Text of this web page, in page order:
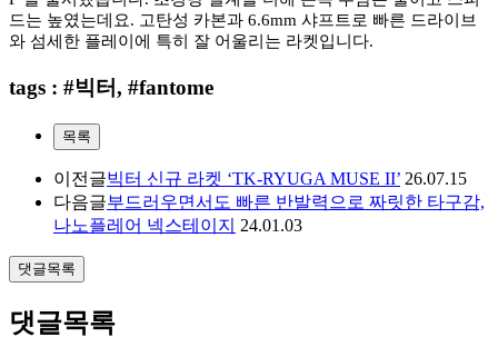
드는 높였는데요. 고탄성 카본과 6.6mm 샤프트로 빠른 드라이브
와 섬세한 플레이에 특히 잘 어울리는 라켓입니다.
tags : #빅터, #fantome
목록
이전글빅터 신규 라켓 ‘TK-RYUGA MUSE II’ 26.07.15
다음글부드러우면서도 빠른 반발력으로 짜릿한 타구감,
나노플레어 넥스테이지
24.01.03
댓글목록
댓글목록